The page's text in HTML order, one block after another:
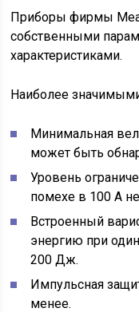
Приборы фирмы
собственными
характеристиками.
Наиболее
Минимальная
может быть
Уровень
помехе в 100 А
Встроенный
энергию при
200 Дж.
Импульсная
менее.